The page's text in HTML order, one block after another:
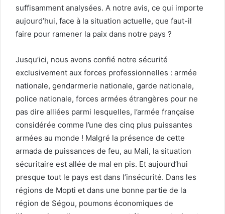
suffisamment analysées. A notre avis, ce qui importe
aujourd’hui, face à la situation actuelle, que faut-il
faire pour ramener la paix dans notre pays ?
Jusqu’ici, nous avons confié notre sécurité
exclusivement aux forces professionnelles : armée
nationale, gendarmerie nationale, garde nationale,
police nationale, forces armées étrangères pour ne
pas dire alliées parmi lesquelles, l’armée française
considérée comme l’une des cinq plus puissantes
armées au monde ! Malgré la présence de cette
armada de puissances de feu, au Mali, la situation
sécuritaire est allée de mal en pis. Et aujourd’hui
presque tout le pays est dans l’insécurité. Dans les
régions de Mopti et dans une bonne partie de la
région de Ségou, poumons économiques de